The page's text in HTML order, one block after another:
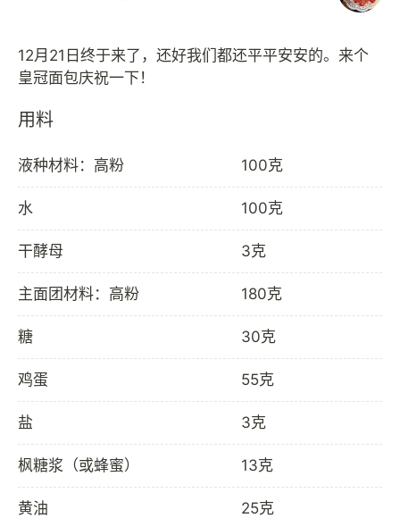
12月21日终于来了，还好我们都还平平安安的。来个
用料
液种材料：高粉 100克
水 100克
干酵母 3克
主面团材料：高粉 180克
糖 30克
鸡蛋 55克
盐 3克
枫糖浆（或蜂蜜） 13克
黄油 25克